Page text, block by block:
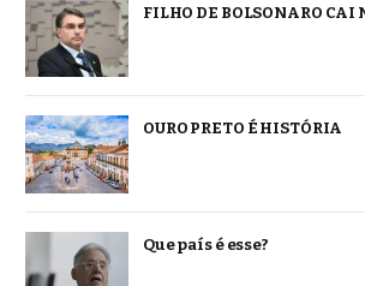
FILHO DE BOLSONARO CAI
OURO PRETO É HISTÓRIA
Que país é esse?